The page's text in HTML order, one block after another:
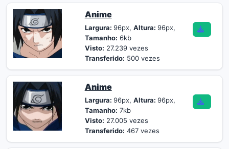
Anime
Largura: 96px, Altura: 96px,
Tamanho: 6kb
Visto: 27.239 vezes
Transferido: 500 vezes
Anime
Largura: 96px, Altura: 96px,
Tamanho: 7kb
Visto: 27.005 vezes
Transferido: 467 vezes